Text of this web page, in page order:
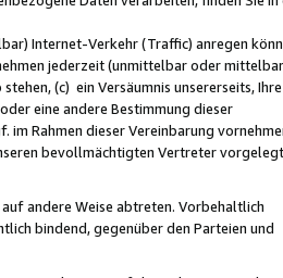
Internet-Verkehr (Traffic) anregen
jederzeit (unmittelbar oder
(c) ein Versäumnis unsererseits, Ihre
eine andere Bestimmung dieser
Rahmen dieser Vereinbarung
bevollmächtigten Vertreter
andere Weise abtreten. Vorbehaltlich
bindend, gegenüber den Parteien und